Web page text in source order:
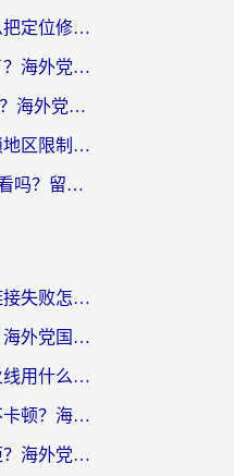
在意大利用小红书怎么把定位修改到中国国内？3个实用技巧+1个靠谱工具帮你搞定
咪咕体育在香港用不了？海外党必看的回国加速器选择指南（附3个真实场景解决方案）
网易云ip怎么改成中国？海外党听音乐听书的无痛解决方案
海外党必看：汽水解锁地区限制怎么解除？3招解决国内影音&生活服务难题
央视影音VIP海外可以看吗？留学生亲测有效的回国加速器选择指南
女神星球海外服务器链接失败怎么解决？海外党国服游戏加速避坑指南
日本怎么玩君临传奇？海外党国服游戏加速避坑指南（附菲律宾欧洲玩家实测）
海外党必看：打穿越火线用什么加速器？解决延迟卡顿，还能玩奇妙拼图世界和第五人格
波兰怎么玩无悔华夏不卡顿？海外国服游戏加速器终极指南（附征途2萤火突击解决方案）
英国怎么玩叫我大掌柜？海外党国服游戏加速避坑指南（附实测推荐）